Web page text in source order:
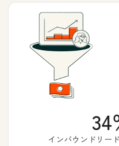
34
インバウンドリー